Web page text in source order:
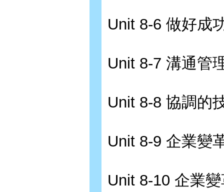
Unit 8-6 做好成
Unit 8-7 溝通管
Unit 8-8 協調的
Unit 8-9 企業變
Unit 8-10 企業